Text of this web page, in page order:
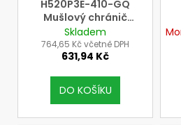
H520P3E-410-GQ
Mušlový chránič
sluchu 3M Peltor
OPTIME II s úchytem
P3E na přilbu Peltor
H=34dB, M=29dB,
L=20dB, černý
Skladem
764,65 Kč včetně DPH
631,94 Kč
DO KOŠÍKU